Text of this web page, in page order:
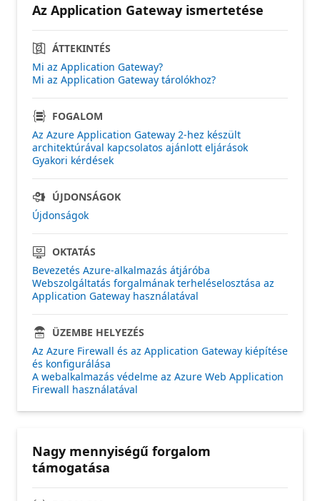
Az Application Gateway ismertetése
ÁTTEKINTÉS
Mi az Application Gateway?
Mi az Application Gateway tárolókhoz?
FOGALOM
Az Azure Application Gateway 2-hez készült
architektúrával kapcsolatos ajánlott eljárások
Gyakori kérdések
ÚJDONSÁGOK
Újdonságok
OKTATÁS
Bevezetés Azure-alkalmazás átjáróba
Webszolgáltatás forgalmának terheléselosztása az
Application Gateway használatával
ÜZEMBE HELYEZÉS
Az Azure Firewall és az Application Gateway kiépítése
és konfigurálása
A webalkalmazás védelme az Azure Web Application
Firewall használatával
Nagy mennyiségű forgalom
támogatása